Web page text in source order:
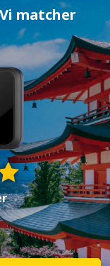
Vi matcher